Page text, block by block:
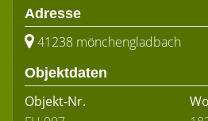
Adresse
41238 mönchengladbach
Objektdaten
Objekt-Nr.